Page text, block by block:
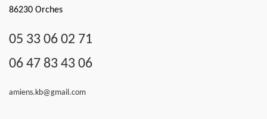
86230 Orches
05 33 06 02 71
06 47 83 43 06
amiens.kb@gmail.com